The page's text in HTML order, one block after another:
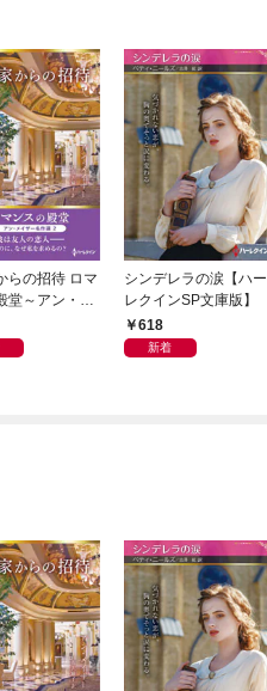
らの招待 ロマ
堂～アン・メ
作選 2～【ハ
ンSP文庫版】
シンデレラの涙【ハー
レクインSP文庫版】
618
新着